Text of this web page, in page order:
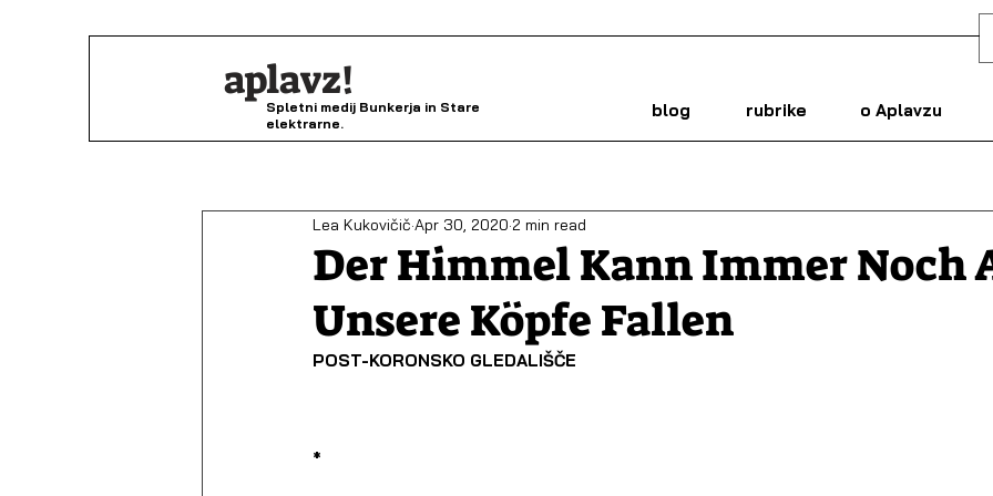
blog rubrike o Aplavzu
aplavz!
Spletni medij Bunkerja in Stare
elektrarne.
Der Himmel Kann Immer Noch
Unsere Köpfe Fallen
Lea Kukovičič Apr 30, 2020 2 min read
POST-KORONSKO GLEDALIŠČE
*